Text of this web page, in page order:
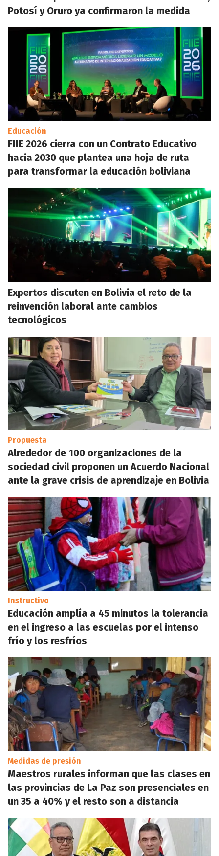
Potosí y Oruro ya confirmaron la medida
Educación
FIIE 2026 cierra con un Contrato Educativo
hacia 2030 que plantea una hoja de ruta
para transformar la educación boliviana
Expertos discuten en Bolivia el reto de la
reinvención laboral ante cambios
tecnológicos
Propuesta
Alrededor de 100 organizaciones de la
sociedad civil proponen un Acuerdo Nacional
ante la grave crisis de aprendizaje en Bolivia
Instructivo
Educación amplía a 45 minutos la tolerancia
en el ingreso a las escuelas por el intenso
frío y los resfríos
Medidas de presión
Maestros rurales informan que las clases en
las provincias de La Paz son presenciales en
un 35 a 40% y el resto son a distancia